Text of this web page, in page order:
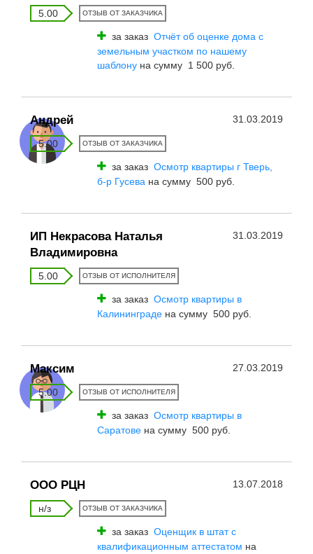
5.00 ОТЗЫВ ОТ ЗАКАЗЧИКА
за заказ Отчёт об оценке дома с
земельным участком по нашему
шаблону на сумму 1 500 руб.
Андрей 31.03.2019
5.00 ОТЗЫВ ОТ ЗАКАЗЧИКА
за заказ Осмотр квартиры г Тверь,
б-р Гусева на сумму 500 руб.
ИП Некрасова Наталья
Владимировна
31.03.2019
5.00 ОТЗЫВ ОТ ИСПОЛНИТЕЛЯ
за заказ Осмотр квартиры в
Калининграде на сумму 500 руб.
Максим 27.03.2019
5.00 ОТЗЫВ ОТ ИСПОЛНИТЕЛЯ
за заказ Осмотр квартиры в
Саратове на сумму 500 руб.
ООО РЦН 13.07.2018
н/з ОТЗЫВ ОТ ЗАКАЗЧИКА
за заказ Оценщик в штат с
квалификационным аттестатом на